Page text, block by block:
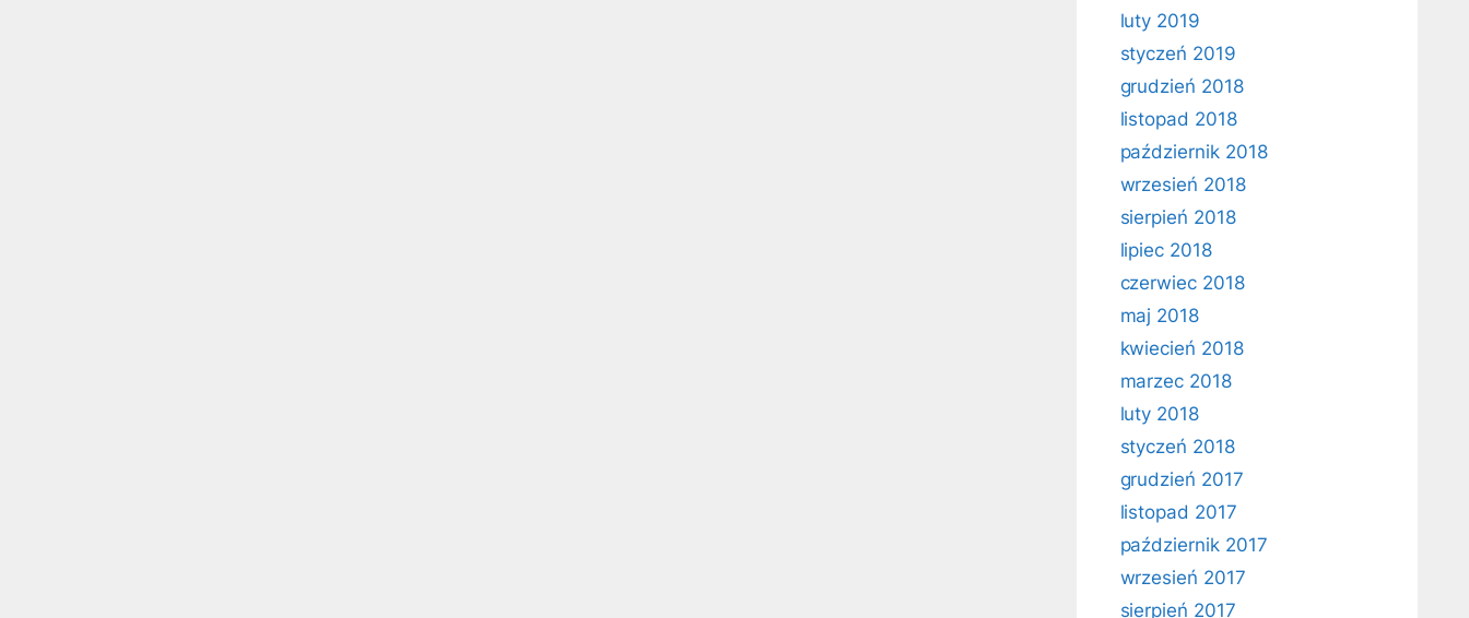
luty 2019
styczeń 2019
grudzień 2018
listopad 2018
październik 2018
wrzesień 2018
sierpień 2018
lipiec 2018
czerwiec 2018
maj 2018
kwiecień 2018
marzec 2018
luty 2018
styczeń 2018
grudzień 2017
listopad 2017
październik 2017
wrzesień 2017
sierpień 2017